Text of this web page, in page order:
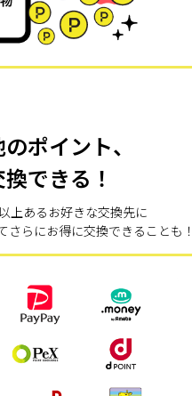
ポイント、
できる！
上あるお好きな交換先に
さらにお得に交換できることも